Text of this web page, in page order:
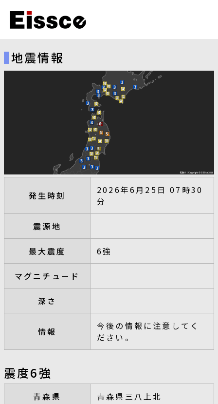
地震情報
発生時刻
2026年6月25日 07時30
分
震源地
最大震度 6強
マグニチュード
深さ
情報
今後の情報に注意してく
ださい。
震度6強
青森県 青森県三八上北